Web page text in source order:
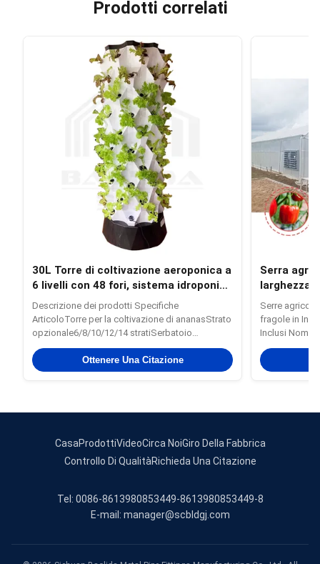
Prodotti correlati
30L Torre di coltivazione aeroponica a
6 livelli con 48 fori, sistema idroponico
verticale per fragole
Descrizione dei prodotti Specifiche
ArticoloTorre per la coltivazione di ananasStrato
opzionale6/8/10/12/14 stratiSerbatoio
dell'acqua30L/100LMaterialePlasticaTensione
della pompa dell'acqua110-240 V, 2500 L/H, 15
WForo per la
Ottenere Una Citazione
Serra
larghezza
150/200
Serre
fragole in
Inclusi Nome
struttura
multispan
acciaio - Sì,
CasaProdottiVideoCirca NoiGiro Della Fabbrica
Controllo Di QualitàRichieda Una Citazione
Tel: 0086-8613980853449-8613980853449-8
E-mail: manager@scbldgj.com